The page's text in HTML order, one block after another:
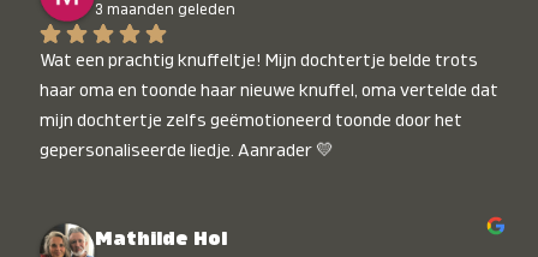
3 maanden geleden
Wat een prachtig knuffeltje! Mijn dochtertje belde trots
haar oma en toonde haar nieuwe knuffel, oma vertelde dat
mijn dochtertje zelfs geëmotioneerd toonde door het
gepersonaliseerde liedje. Aanrader 💛
Mathilde Hol